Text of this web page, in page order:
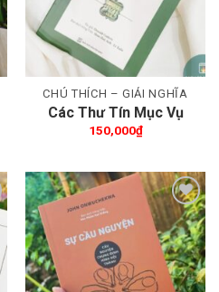
CHÚ THÍCH – GIẢI NGHĨA
Các Thư Tín Mục Vụ
150,000₫
Thêm wishlist